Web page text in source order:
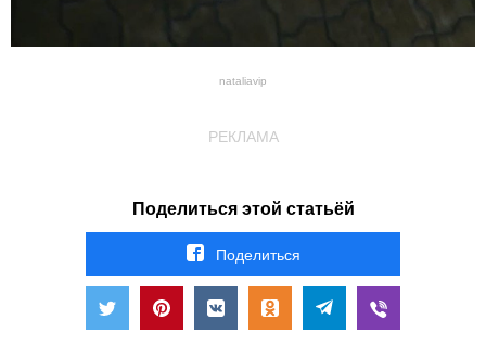
nataliavip
РЕКЛАМА
Поделиться этой статьёй
Поделиться